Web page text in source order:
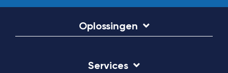
Oplossingen
Services